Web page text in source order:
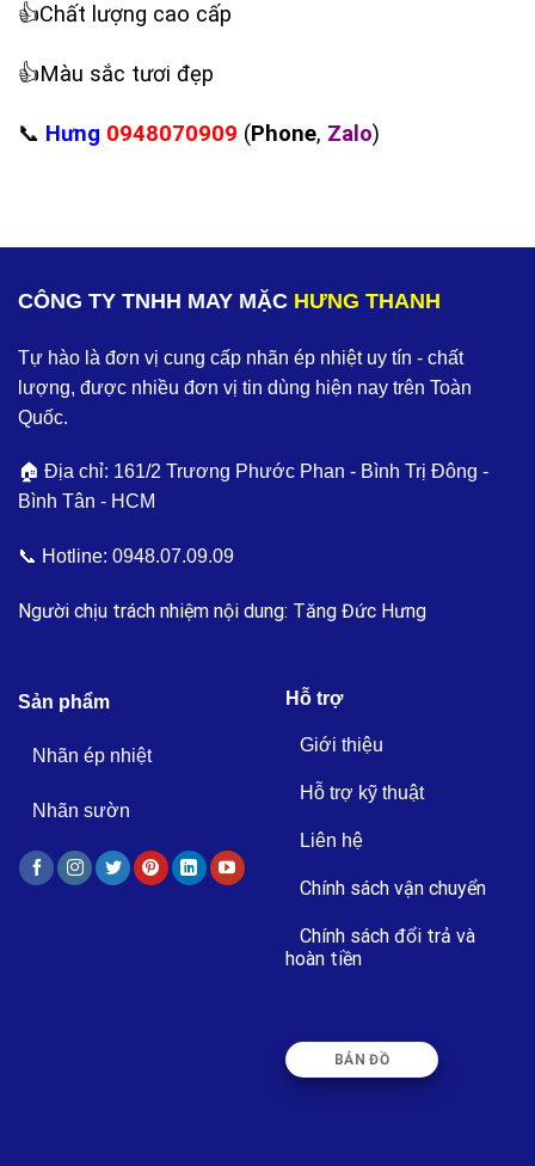
‪👍Chất lượng cao cấp
‪👍Màu sắc tươi đẹp
‪📞 Hưng 0948070909 (Phone, Zalo)
CÔNG TY TNHH MAY MẶC HƯNG THANH
Tự hào là đơn vị cung cấp nhãn ép nhiệt uy tín - chất
lượng, được nhiều đơn vị tin dùng hiện nay trên Toàn
Quốc.
🏠 Địa chỉ: 161/2 Trương Phước Phan - Bình Trị Đông -
Bình Tân - HCM
📞 Hotline: 0948.07.09.09
Người chịu trách nhiệm nội dung: Tăng Đức Hưng
Sản phẩm
Nhãn ép nhiệt
Nhãn sườn
Hỗ trợ
Giới thiệu
Hỗ trợ kỹ thuật
Liên hệ
Chính sách vận chuyển
Chính sách đổi trả và
hoàn tiền
BẢN ĐỒ